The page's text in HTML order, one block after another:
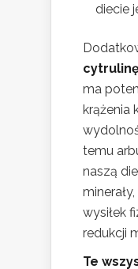
diecie
ma
krążenia
temu
naszą
wysiłek
redukcji
Te